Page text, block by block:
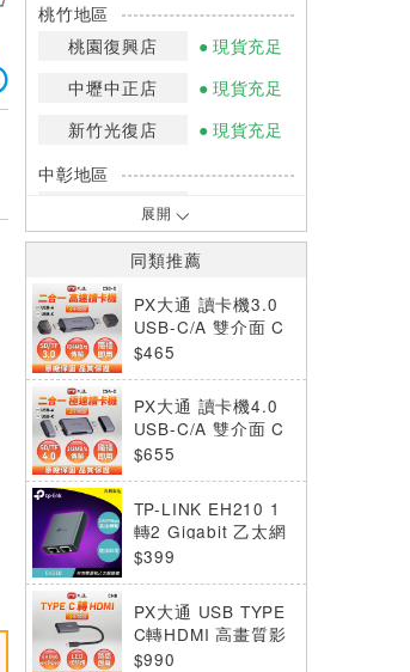
桃竹地區
桃園復興店
現貨充足
中壢中正店
現貨充足
新竹光復店
現貨充足
中彰地區
台中英才店
嘉南地區
高雄中華店
高雄鳳山店
少量庫存
*庫存數量：網路訂購(0)、少量庫存
(1~2)、現貨充足(3以上)。
*門市庫存以店內實際數量為準，可使
用專人服務或撥打門市電話洽詢。
展開
同類推薦
PX大通 讀卡機3.0
USB-C/A 雙介面 C
S3-D
$465
PX大通 讀卡機4.0
USB-C/A 雙介面 C
S4-D
$655
TP-LINK EH210 1
轉2 Gigabit 乙太網
路分配器
$399
PX大通 USB TYPE
C轉HDMI 高畫質影
音轉接器 CH8
$990